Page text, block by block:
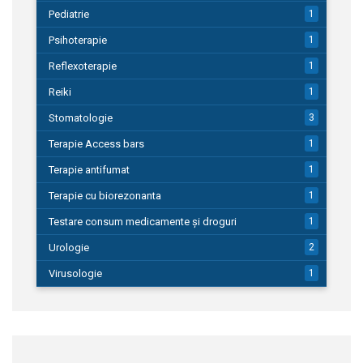
Pediatrie 1
Psihoterapie 1
Reflexoterapie 1
Reiki 1
Stomatologie 3
Terapie Access bars 1
Terapie antifumat 1
Terapie cu biorezonanta 1
Testare consum medicamente și droguri 1
Urologie 2
Virusologie 1